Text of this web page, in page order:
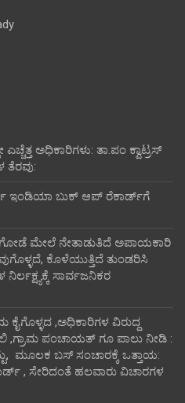
ಅಧಿಕಾರಿಗಳು: ತಾ.ಪಂ ಕ್ವಾಟ್ರಸ್
ಇಂಡಿಯಾ ಬುಕ್ ಆಪ್ ರೆಕಾರ್ಡ್‌ಗೆ
ಗೋಡೆ ಮೇಲೆ ನೇತಾಡುತಿದೆ ಅಪಾಯಕಾರಿ
ಕೊಳೆಯುತ್ತಿದೆ ತುಂಡರಿಸಿ
ಸಾರ್ವಜನಿಕರ
ಕೈಗೊಳ್ಳದ ,ಅಧಿಕಾರಿಗಳ ವಿರುದ್ದ
,ಗ್ರಾಮ ಪಂಚಾಯತ್ ಗೂ ಪಾಲು ನೀಡಿ :
ಮೂಲಕ ಬಸ್ ಸಂಚಾರಕ್ಕೆ ಒತ್ತಾಯ:
, ಸೇರಿದಂತೆ ಹಲವಾರು ವಿಚಾರಗಳ